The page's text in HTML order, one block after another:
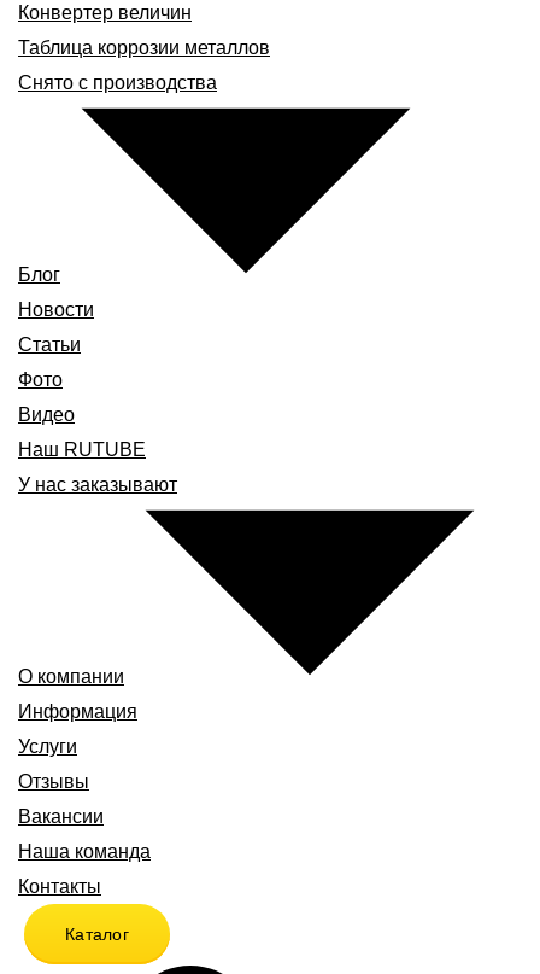
Конвертер величин
Таблица коррозии металлов
Снято с производства
Блог
Новости
Статьи
Фото
Видео
Наш RUTUBE
У нас заказывают
О компании
Информация
Услуги
Отзывы
Вакансии
Наша команда
Контакты
Каталог